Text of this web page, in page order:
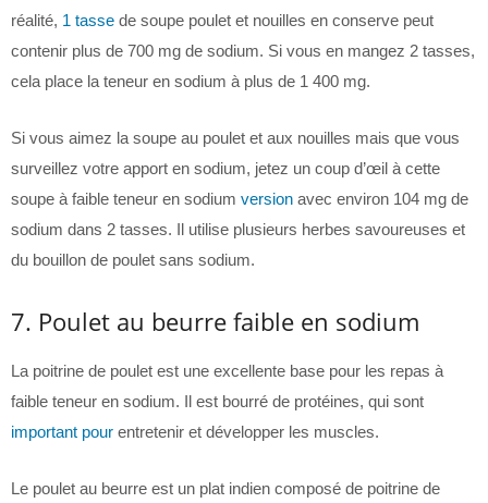
réalité, 1 tasse de soupe poulet et nouilles en conserve peut
contenir plus de 700 mg de sodium. Si vous en mangez 2 tasses,
cela place la teneur en sodium à plus de 1 400 mg.
Si vous aimez la soupe au poulet et aux nouilles mais que vous
surveillez votre apport en sodium, jetez un coup d’œil à cette
soupe à faible teneur en sodium version avec environ 104 mg de
sodium dans 2 tasses. Il utilise plusieurs herbes savoureuses et
du bouillon de poulet sans sodium.
7. Poulet au beurre faible en sodium
La poitrine de poulet est une excellente base pour les repas à
faible teneur en sodium. Il est bourré de protéines, qui sont
important pour entretenir et développer les muscles.
Le poulet au beurre est un plat indien composé de poitrine de